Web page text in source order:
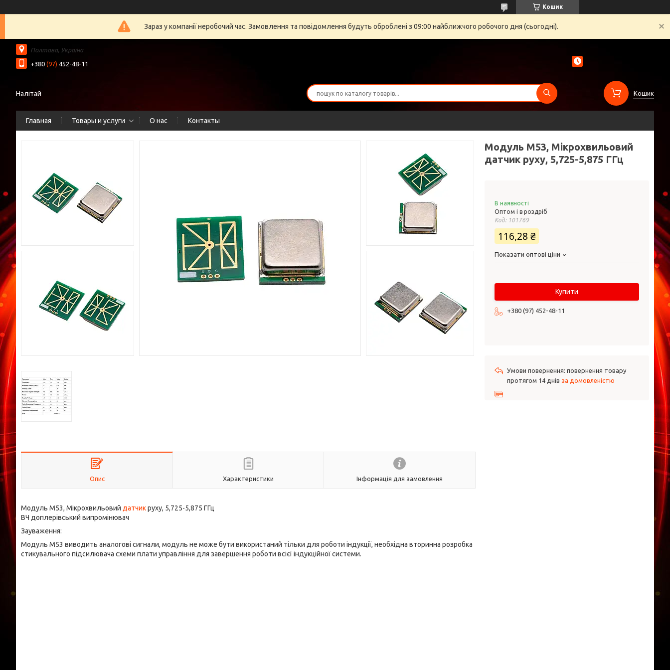
Кошик
Зараз у компанії неробочий час. Замовлення та повідомлення будуть оброблені з 09:00 найближчого робочого дня (сьогодні).
Полтава, Україна
+380 (97) 452-48-11
Налітай Кошик
Главная Товары и услуги О нас Контакты
Опис Характеристики Інформація для замовлення
Модуль M53, Мікрохвильовий датчикруху, 5,725-5,875 ГГц
ВЧ доплерівський випромінювач
Зауваження:
Модуль M53 виводить аналогові сигнали, модуль не може бути використаний тільки для роботи індукції, необхідна вторинна розробка
стикувального підсилювача схеми плати управління для завершення роботи всієї індукційної системи.
Модуль M53, Мікрохвильовий
датчик руху, 5,725-5,875 ГГц
В наявності
Оптом і в роздріб
Код: 101769
116,28 ₴
Показати оптові ціни
Купити
+380 (97) 452-48-11
повернення товару
протягом 14 днів за домовленістю